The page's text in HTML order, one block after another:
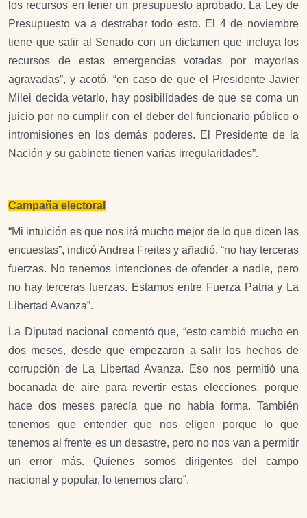
los recursos en tener un presupuesto aprobado. La Ley de
Presupuesto va a destrabar todo esto. El 4 de noviembre
tiene que salir al Senado con un dictamen que incluya los
recursos de estas emergencias votadas por mayorías
agravadas”, y acotó, “en caso de que el Presidente Javier
Milei decida vetarlo, hay posibilidades de que se coma un
juicio por no cumplir con el deber del funcionario público o
intromisiones en los demás poderes. El Presidente de la
Nación y su gabinete tienen varias irregularidades”.
Campaña electoral
“Mi intuición es que nos irá mucho mejor de lo que dicen las
encuestas”, indicó Andrea Freites y añadió, “no hay terceras
fuerzas. No tenemos intenciones de ofender a nadie, pero
no hay terceras fuerzas. Estamos entre Fuerza Patria y La
Libertad Avanza”.
La Diputad nacional comentó que, “esto cambió mucho en
dos meses, desde que empezaron a salir los hechos de
corrupción de La Libertad Avanza. Eso nos permitió una
bocanada de aire para revertir estas elecciones, porque
hace dos meses parecía que no había forma. También
tenemos que entender que nos eligen porque lo que
tenemos al frente es un desastre, pero no nos van a permitir
un error más. Quienes somos dirigentes del campo
nacional y popular, lo tenemos claro”.